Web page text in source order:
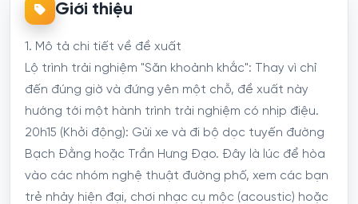
Giới thiệu
1. Mô tả chi tiết về đề xuất
Lộ trình trải nghiệm "Săn khoảnh khắc": Thay vì chỉ
đến đúng giờ và đứng yên một chỗ, đề xuất này
hướng tới một hành trình trải nghiệm có nhịp điệu.
20h15 (Khởi động): Gửi xe và đi bộ dọc tuyến đường
Bạch Đằng hoặc Trần Hưng Đạo. Đây là lúc để hòa
vào các nhóm nghệ thuật đường phố, xem các bạn
trẻ nhảy hiện đại, chơi nhạc cụ mộc (acoustic) hoặc